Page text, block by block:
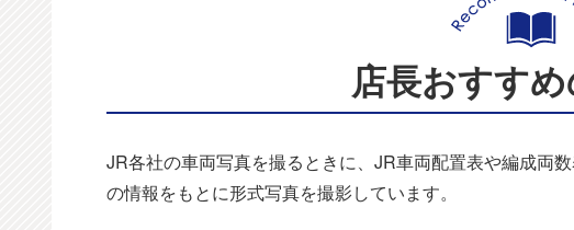
店長おすす
JR各社の車両写真を撮るときに、JR車両配置表や編成両
の情報をもとに形式写真を撮影しています。